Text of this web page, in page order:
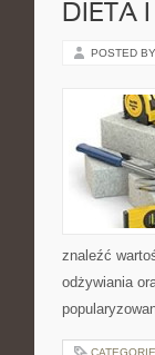
DIETA
POSTED
znaleźć
odżywiania